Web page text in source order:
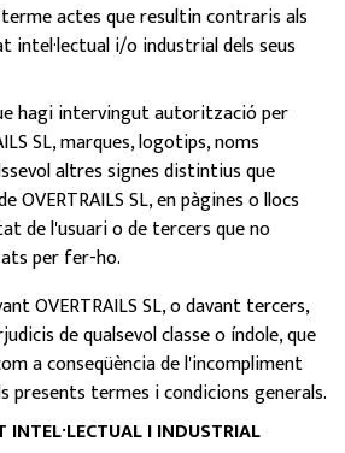
actes que resultin contraris als
intel·lectual i/o industrial dels seus
hagi intervingut autorització per
SL, marques, logotips, noms
altres signes distintius que
OVERTRAILS SL, en pàgines o llocs
de l'usuari o de tercers que no
per fer-ho.
OVERTRAILS SL, o davant tercers,
de qualsevol classe o índole, que
a conseqüència de l'incompliment
presents termes i condicions generals.
INTEL·LECTUAL I INDUSTRIAL